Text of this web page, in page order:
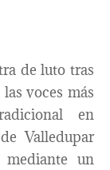
de luto tras
voces más
en
Valledupar
mediante un